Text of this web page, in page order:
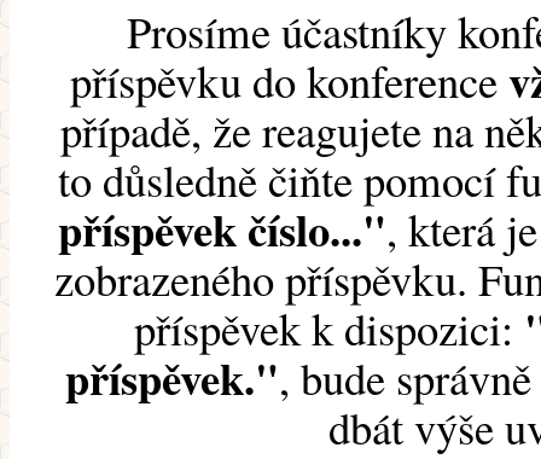
Prosíme účastníky
příspěvku do konference
případě, že reagujete na
to důsledně čiňte pomocí
příspěvek číslo...", která
zobrazeného příspěvku.
příspěvek k dispozici:
příspěvek.", bude
dbát výše